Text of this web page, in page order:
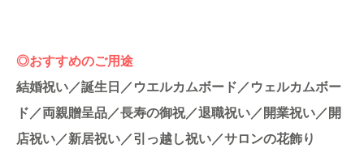
◎おすすめのご用途
結婚祝い／誕生日／ウエルカムボード／ウェルカムボー
ド／両親贈呈品／長寿の御祝／退職祝い／開業祝い／開
店祝い／新居祝い／引っ越し祝い／サロンの花飾り